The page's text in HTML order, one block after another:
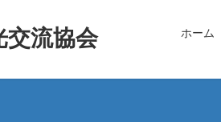
交流協会 ホーム